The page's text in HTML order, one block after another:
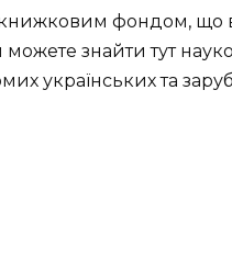
фондом, що
можете знайти тут
українських та